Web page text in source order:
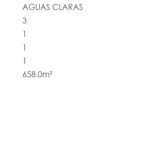
AGUAS CLARAS
3
1
1
1
658.0m²